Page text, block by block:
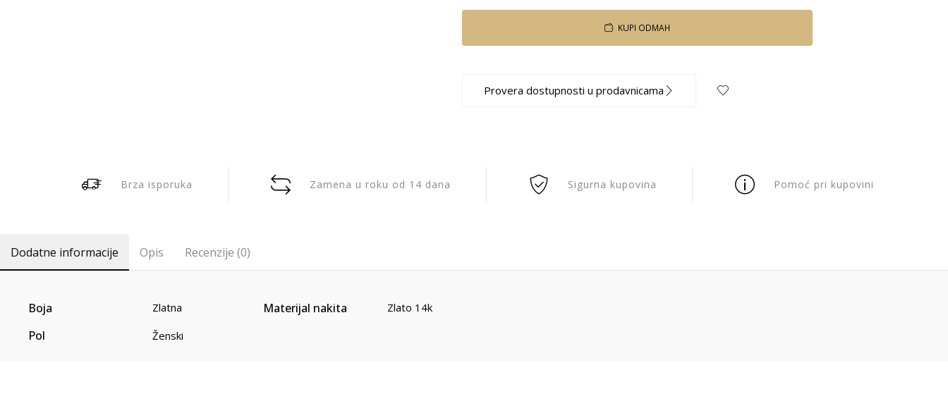
KUPI ODMAH
Provera dostupnosti u prodavnicama
Brza isporuka Zamena u roku od 14 dana Sigurna kupovina Pomoć pri kupovini
Dodatne informacije Opis Recenzije (0)
Boja Zlatna Materijal nakita Zlato 14k
Pol Ženski